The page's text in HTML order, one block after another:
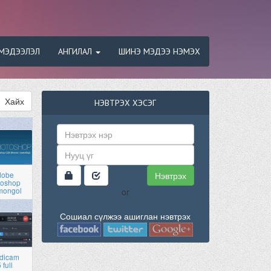
АНГИЛАЛ ШИНЭ МЭДЭЭ НЭМЭХ
Хайх
full
НЭВТРЭХ ХЭСЭГ
Нэвтрэх
or
Сошиал сүлжээ ашиглан нэвтрэх